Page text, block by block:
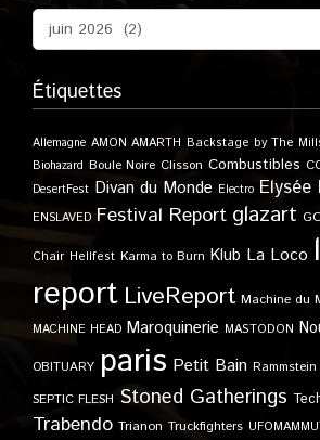
Étiquettes
Allemagne AMON AMARTH Backstage by The
Biohazard Boule Noire Clisson Combustibles
DesertFest Divan du Monde Electro
ENSLAVED Festival Report glazart
Chair Hellfest Karma to Burn Klub La Loco
report LiveReport Machine du
MACHINE HEAD Maroquinerie MASTODON
OBITUARY paris Petit Bain Rammstein
SEPTIC FLESH Stoned Gatherings
Trabendo Trianon Truckfighters